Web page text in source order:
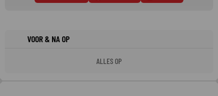
VOOR & NA OP
ALLES OP